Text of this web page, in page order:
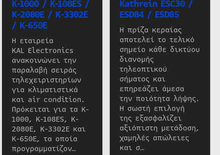
K-1000 / K-108ES /
K-2080E / K-3302E
/ K-650E
Η εταιρεία
KAL Electronics
ανακοινώνει την
παραλαβή σειράς
τηλεχειριστηρίων
για κλιματιστικά
και air condition.
Πρόκειται για τα K-
1000, K-108ES, K-
2080E, K-3302E και
K-650E, τα οποία
προγραμματίζον…
Kathrein ESC30 /
ESD84 / ESD85
Η πρίζα κεραίας
αποτελεί το τελικό
σημείο κάθε δικτύου
διανομής
τηλεοπτικού
σήματος και
επηρεάζει άμεσα
την ποιότητα λήψης.
Η σωστή επιλογή
της εξασφαλίζει
αξιόπιστη μετάδοση,
χαμηλές απώλειες
και σ…